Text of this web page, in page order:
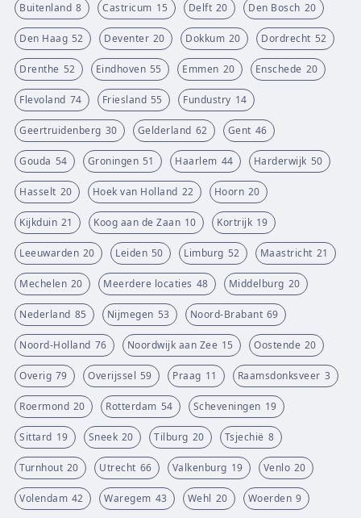
Buitenland 8 Castricum 15 Delft 20 Den Bosch 20
Den Haag 52 Deventer 20 Dokkum 20 Dordrecht 52
Drenthe 52 Eindhoven 55 Emmen 20 Enschede 20
Flevoland 74 Friesland 55 Fundustry 14
Geertruidenberg 30 Gelderland 62 Gent 46
Gouda 54 Groningen 51 Haarlem 44 Harderwijk 50
Hasselt 20 Hoek van Holland 22 Hoorn 20
Kijkduin 21 Koog aan de Zaan 10 Kortrijk 19
Leeuwarden 20 Leiden 50 Limburg 52 Maastricht 21
Mechelen 20 Meerdere locaties 48 Middelburg 20
Nederland 85 Nijmegen 53 Noord-Brabant 69
Noord-Holland 76 Noordwijk aan Zee 15 Oostende 20
Overig 79 Overijssel 59 Praag 11 Raamsdonksveer 3
Roermond 20 Rotterdam 54 Scheveningen 19
Sittard 19 Sneek 20 Tilburg 20 Tsjechië 8
Turnhout 20 Utrecht 66 Valkenburg 19 Venlo 20
Volendam 42 Waregem 43 Wehl 20 Woerden 9